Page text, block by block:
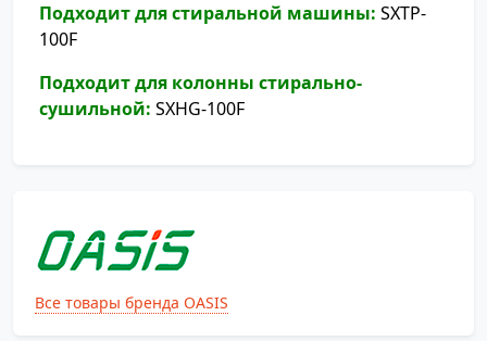
Подходит для стиральной машины: SXTP-
100F
Подходит для колонны стирально-
сушильной: SXHG-100F
Все товары бренда OASIS